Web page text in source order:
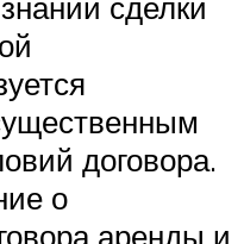
договора.
о
аренды и